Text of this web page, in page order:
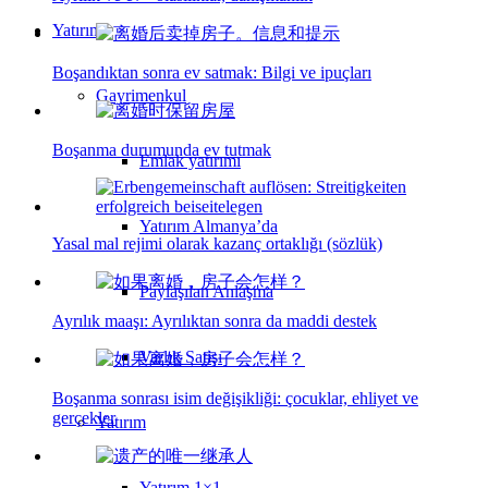
Yatırım
Gayrimenkul
Emlak yatırımı
Yatırım Almanya’da
Paylaşılan Anlaşma
Varlık Satışı
Yatırım
Boşandıktan sonra ev satmak: Bilgi ve ipuçları
Boşanma durumunda ev tutmak
Yasal mal rejimi olarak kazanç ortaklığı (sözlük)
Ayrılık maaşı: Ayrılıktan sonra da maddi destek
Boşanma sonrası isim değişikliği: çocuklar, ehliyet ve
gerçekler